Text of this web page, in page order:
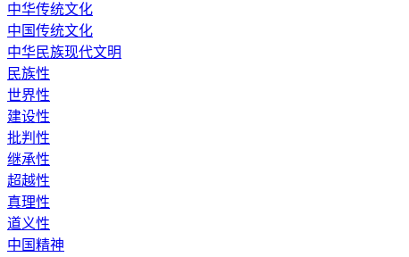
中华传统文化
中国传统文化
中华民族现代文明
民族性
世界性
建设性
批判性
继承性
超越性
真理性
道义性
中国精神